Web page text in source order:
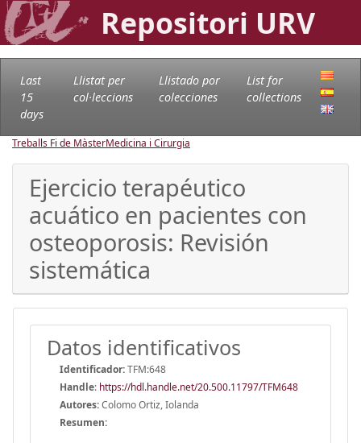
Repositori URV
Last
15
days
Llistat per
col·leccions
Llistado por
colecciones
List for
collections
Treballs Fi de MàsterMedicina i Cirurgia
Ejercicio terapéutico
acuático en pacientes con
osteoporosis: Revisión
sistemática
Datos identificativos
Identificador:TFM:648
Handle: https://hdl.handle.net/20.500.11797/TFM648
Autores:Colomo Ortiz, Iolanda
Resumen: